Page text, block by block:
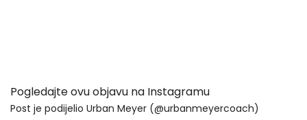
Pogledajte ovu objavu na Instagramu
Post je podijelio Urban Meyer (@urbanmeyercoach)